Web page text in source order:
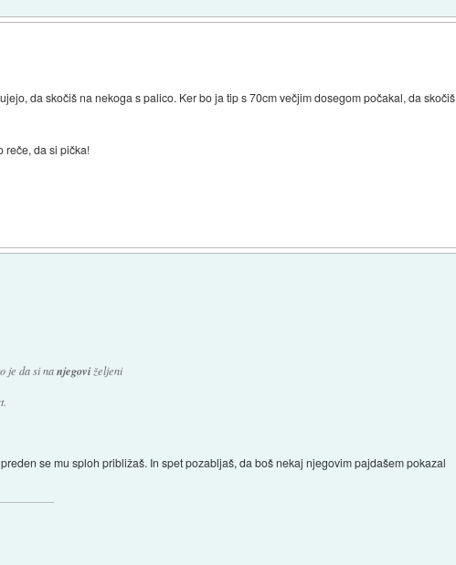
da skočiš na nekoga s palico. Ker bo ja tip s 70cm večjim dosegom počakal, da skočiš
reče, da si pička!
je da si nanjegoviželjeni
se mu sploh približaš. In spet pozabljaš, da boš nekaj njegovim pajdašem pokazal